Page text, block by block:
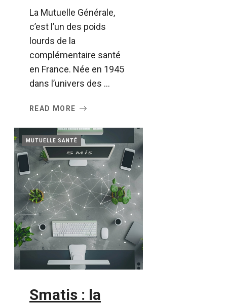
La Mutuelle Générale,
c’est l’un des poids
lourds de la
complémentaire santé
en France. Née en 1945
dans l’univers des ...
READ MORE
MUTUELLE SANTÉ
Smatis : la